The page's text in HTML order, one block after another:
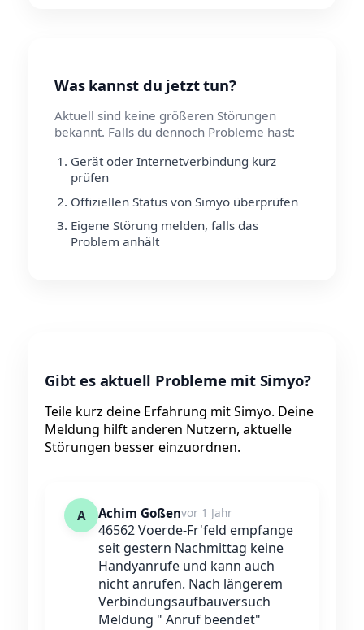
Was kannst du jetzt tun?
Aktuell sind keine größeren Störungen
bekannt. Falls du dennoch Probleme hast:
Gerät oder Internetverbindung kurz
prüfen
Offiziellen Status von Simyo überprüfen
Eigene Störung melden, falls das
Problem anhält
Gibt es aktuell Probleme mit Simyo?
Teile kurz deine Erfahrung mit Simyo. Deine
Meldung hilft anderen Nutzern, aktuelle
Störungen besser einzuordnen.
A Achim Goßenvor 1 Jahr
46562 Voerde-Fr'feld empfange
seit gestern Nachmittag keine
Handyanrufe und kann auch
nicht anrufen. Nach längerem
Verbindungsaufbauversuch
Meldung " Anruf beendet"